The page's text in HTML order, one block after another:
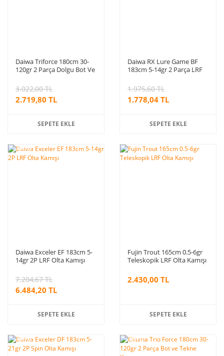
Daiwa Triforce 180cm 30-
120gr 2 Parça Dolgu Bot Ve
2.719,80 TL
3.022,00 TL
SEPETE EKLE
Daiwa RX Lure Game BF
183cm 5-14gr 2 Parça LRF
1.778,04 TL
1.975,60 TL
SEPETE EKLE
%10
Daiwa Exceler EF 183cm 5-
14gr 2P LRF Olta Kamışı
6.484,20 TL
7.204,67 TL
SEPETE EKLE
Fujin Trout 165cm 0.5-6gr
Teleskopik LRF Olta Kamışı
2.430,00 TL
SEPETE EKLE
%10 %10